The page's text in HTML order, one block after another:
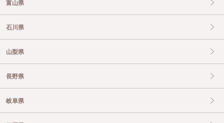
富山県
石川県
山梨県
長野県
岐阜県